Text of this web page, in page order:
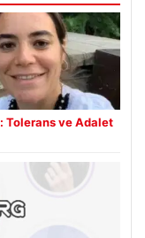
Tolerans ve Adalet